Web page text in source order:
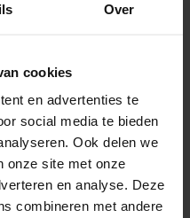
Over
cookies
en advertenties te
social media te bieden
Ook delen we
onze site met onze
en analyse. Deze
combineren met andere